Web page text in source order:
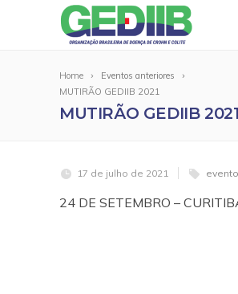
Home
Eventos anteriores
MUTIRÃO GEDIIB 2021
MUTIRÃO GEDIIB 2021
17 de julho de 2021
24 DE SETEMBRO –